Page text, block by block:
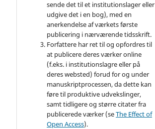
sende det til et institutionslager eller
udgive det i en bog), med en
anerkendelse af værkets første
publicering i nærværende tidsskrift.
Forfattere har ret til og opfordres til
at publicere deres værker online
(f.eks. i institutionslagre eller på
deres websted) forud for og under
manuskriptprocessen, da dette kan
føre til produktive udvekslinger,
samt tidligere og større citater fra
publicerede værker (seThe Effect of
Open Access).